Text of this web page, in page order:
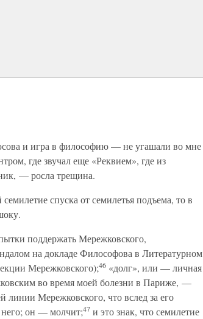
и игра в философию — не угашали во мне
где звучал еще «Реквием», где из
— росла трещина.
спуска от семилетья подъема, то в
поддержать Мережковского,
на докладе Философова в Литературном
Мережковского);46 «долг», или — личная
во время моей болезни в Париже, —
линии Мережковского, что вслед за его
него; он — молчит;47 и это знак, что семилетие